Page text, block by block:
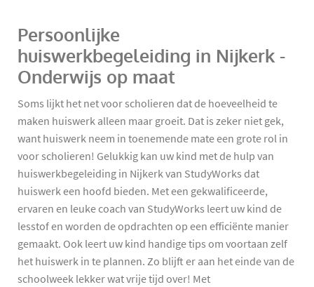
Persoonlijke
huiswerkbegeleiding in Nijkerk -
Onderwijs op maat
Soms lijkt het net voor scholieren dat de hoeveelheid te
maken huiswerk alleen maar groeit. Dat is zeker niet gek,
want huiswerk neem in toenemende mate een grote rol in
voor scholieren! Gelukkig kan uw kind met de hulp van
huiswerkbegeleiding in Nijkerk van StudyWorks dat
huiswerk een hoofd bieden. Met een gekwalificeerde,
ervaren en leuke coach van StudyWorks leert uw kind de
lesstof en worden de opdrachten op een efficiënte manier
gemaakt. Ook leert uw kind handige tips om voortaan zelf
het huiswerk in te plannen. Zo blijft er aan het einde van de
schoolweek lekker wat vrije tijd over! Met